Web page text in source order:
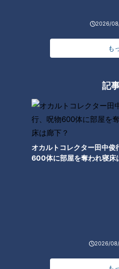
2026/
も
記
オカルトコレクター田中俊
600体に部屋を奪われ寝床
2026/
キャンプファイヤーの
「盛り盛りグルメ大賞」第5位